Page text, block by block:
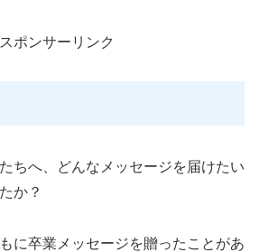
スポンサーリンク
ちへ、どんなメッセージを届けたい
か？
に卒業メッセージを贈ったことがあ